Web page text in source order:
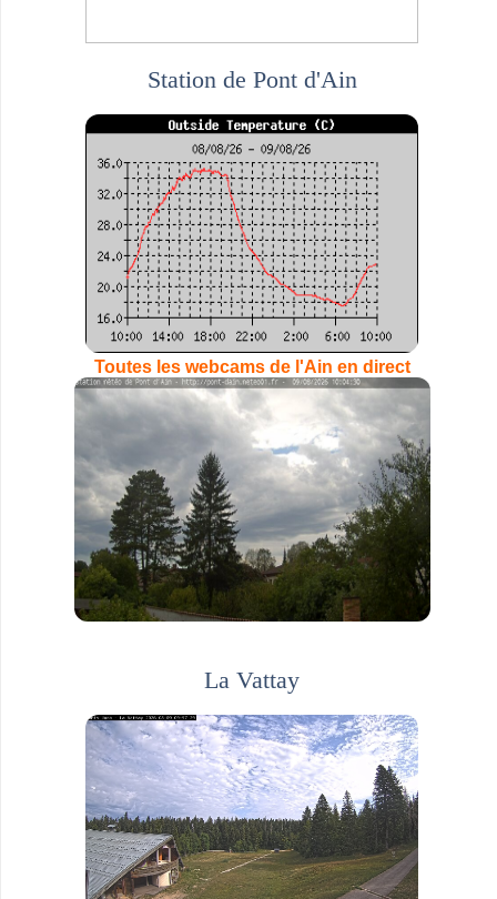
Station de Pont d'Ain
Toutes les webcams de l'Ain en direct
La Vattay